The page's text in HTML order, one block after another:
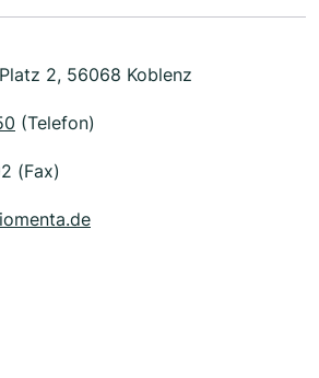
2, 56068 Koblenz
(Telefon)
(Fax)